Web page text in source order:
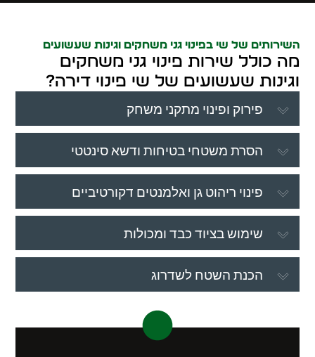
השירותים של שי בפינוי גני משחקים וגינות שעשועים
מה כולל שירות פינוי גני משחקים
וגינות שעשועים של שי פינוי דירה?
פירוק ופינוי מתקני משחק
הסרת משטחי בטיחות ודשא סינטטי
פינוי ריהוט גן ואלמנטים דקורטיביים
שימוש בציוד כבד ומכולות
הכנת השטח לשדרוג